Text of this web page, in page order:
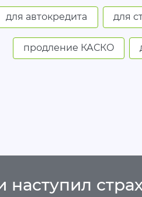
для автокредита для
продление КАСКО
наступил